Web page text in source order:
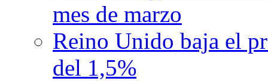
mes de marzo
Reino Unido baja el
del 1,5%